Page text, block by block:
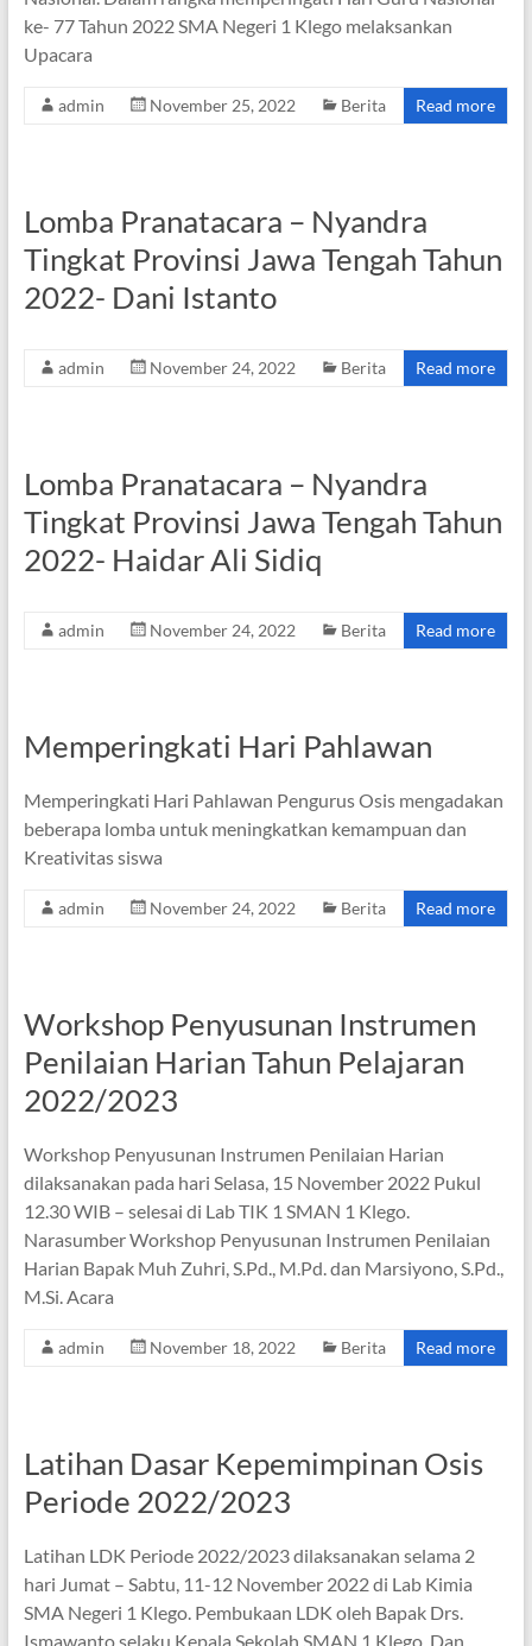
ke- 77 Tahun 2022 SMA Negeri 1 Klego melaksankan
Upacara
admin November 25, 2022 Berita Read more
Lomba Pranatacara – Nyandra
Tingkat Provinsi Jawa Tengah Tahun
2022- Dani Istanto
admin November 24, 2022 Berita Read more
Lomba Pranatacara – Nyandra
Tingkat Provinsi Jawa Tengah Tahun
2022- Haidar Ali Sidiq
admin November 24, 2022 Berita Read more
Memperingkati Hari Pahlawan
Memperingkati Hari Pahlawan Pengurus Osis mengadakan
beberapa lomba untuk meningkatkan kemampuan dan
Kreativitas siswa
admin November 24, 2022 Berita Read more
Workshop Penyusunan Instrumen
Penilaian Harian Tahun Pelajaran
2022/2023
Workshop Penyusunan Instrumen Penilaian Harian
dilaksanakan pada hari Selasa, 15 November 2022 Pukul
12.30 WIB – selesai di Lab TIK 1 SMAN 1 Klego.
Narasumber Workshop Penyusunan Instrumen Penilaian
Harian Bapak Muh Zuhri, S.Pd., M.Pd. dan Marsiyono, S.Pd.,
M.Si. Acara
admin November 18, 2022 Berita Read more
Latihan Dasar Kepemimpinan Osis
Periode 2022/2023
Latihan LDK Periode 2022/2023 dilaksanakan selama 2
hari Jumat – Sabtu, 11-12 November 2022 di Lab Kimia
SMA Negeri 1 Klego. Pembukaan LDK oleh Bapak Drs.
Ismawanto selaku Kepala Sekolah SMAN 1 Klego. Dan